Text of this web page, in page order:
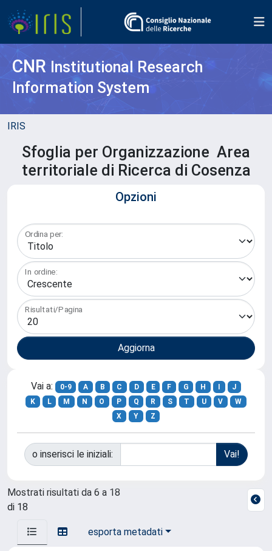
CNR Institutional Research
Information System
IRIS
Sfoglia per Organizzazione Area
territoriale di Ricerca di Cosenza
Opzioni
Ordina per:
In ordine:
Risultati/Pagina
Vai a: 0-9 A B C D E F G H
J
K
L M N O P Q R S T U V
W
X
Y Z
o inserisci le iniziali:
Mostrati risultati da 6 a 18
di 18
esporta metadati